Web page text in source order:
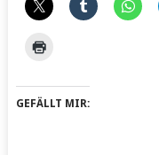
GEFÄLLT MIR: